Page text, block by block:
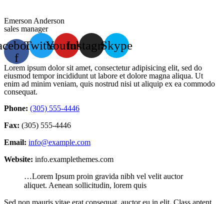
Emerson Anderson
sales manager
f
TwitterYoutubeInstagramSkype
Lorem ipsum dolor sit amet, consectetur adipisicing elit, sed do
eiusmod tempor incididunt ut labore et dolore magna aliqua. Ut
enim ad minim veniam, quis nostrud nisi ut aliquip ex ea commodo
consequat.
Phone: (305) 555-4446
Fax: (305) 555-4446
Email: info@example.com
Website: info.examplethemes.com
…Lorem Ipsum proin gravida nibh vel velit auctor
aliquet. Aenean sollicitudin, lorem quis